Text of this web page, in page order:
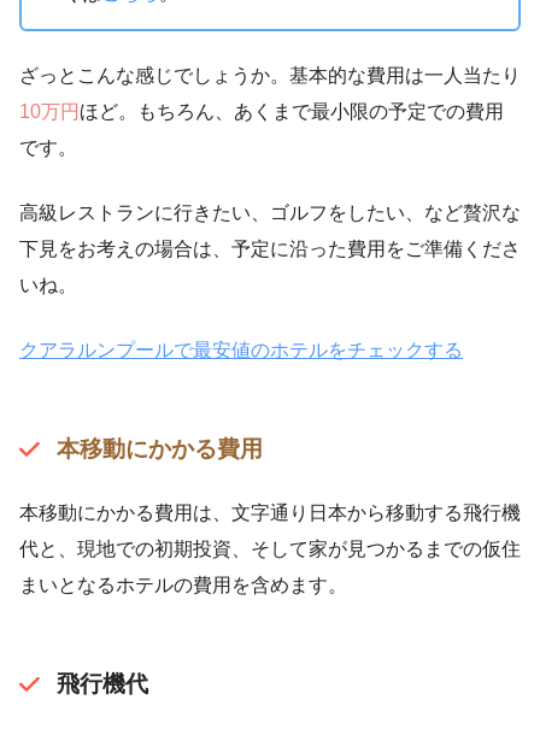
ざっとこんな感じでしょうか。基本的な費用は一人当たり
10万円 ほど。もちろん、あくまで最小限の予定での費用
です。
高級レストランに行きたい、ゴルフをしたい、など贅沢な
下見をお考えの場合は、予定に沿った費用をご準備くださ
いね。
クアラルンプールで最安値のホテルをチェックする
本移動にかかる費用
本移動にかかる費用は、文字通り日本から移動する飛行機
代と、現地での初期投資、そして家が見つかるまでの仮住
まいとなるホテルの費用を含めます。
飛行機代